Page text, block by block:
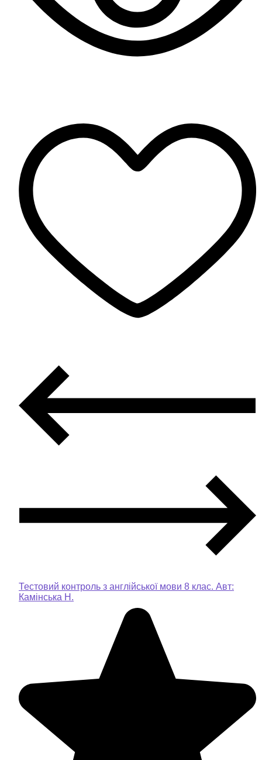
Тестовий контроль з англійської мови 8 клас. Авт:
Камінська Н.